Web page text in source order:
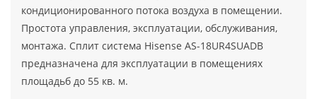
кондиционированного потока воздуха в помещении.
Простота управления, эксплуатации, обслуживания,
монтажа. Сплит система Hisense AS-18UR4SUADB
предназначена для эксплуатации в помещениях
площадьб до 55 кв. м.